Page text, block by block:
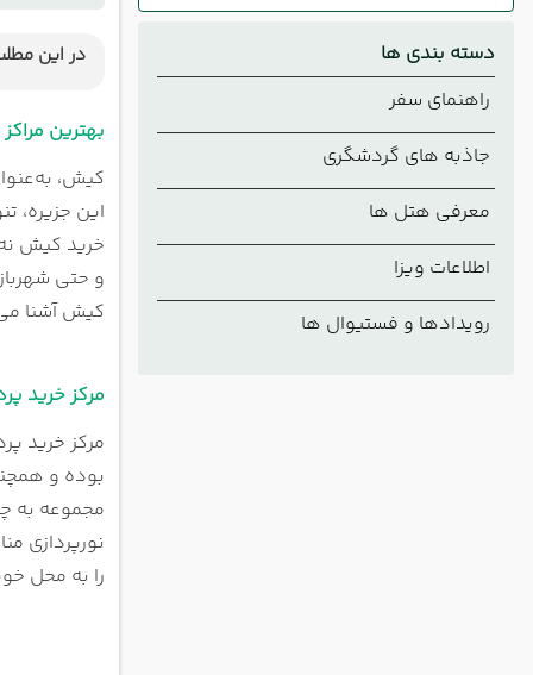
دسته بندی ها
راهنمای سفر
جاذبه های گردشگری
معرفی هتل ها
اطلاعات ویزا
رویدادها و فستیوال ها
در این
مرکز
مرکز
مرکز
مرکز
مرکز
مرکز
مرکز
بازار
بازار
مجتمع
مرکز
بهترین
کیش،
این جزیره،
خرید کیش
و حتی
کیش آشنا
مرکز خرید
بوده و
را به محل